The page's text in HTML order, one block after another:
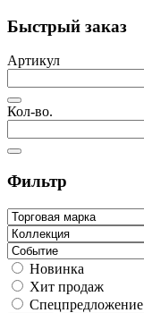
Быстрый заказ
Артикул
Кол-во.
Фильтр
Новинка
Хит продаж
Спецпредложение